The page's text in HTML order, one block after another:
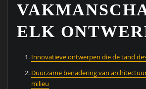
ELK
Innovatieve ontwerpen die de tand
Duurzame benadering van
milieu